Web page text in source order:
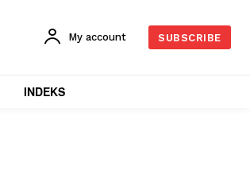
My account SUBSCRIBE
INDEKS